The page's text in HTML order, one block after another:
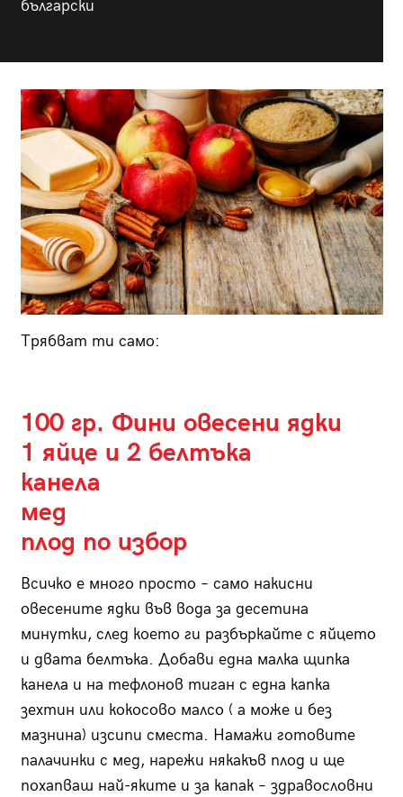
български
Трябват ти само:
100 гр. Фини овесени ядки
1 яйце и 2 белтъка
канела
мед
плод по избор
Всичко е много просто – само накисни
овесените ядки във вода за десетина
минутки, след което ги разбъркайте с яйцето
и двата белтъка. Добави една малка щипка
канела и на тефлонов тиган с една капка
зехтин или кокосово малсо ( а може и без
мазнина) изсипи сместа. Намажи готовите
палачинки с мед, нарежи някакъв плод и ще
похапваш най-яките и за капак – здравословни